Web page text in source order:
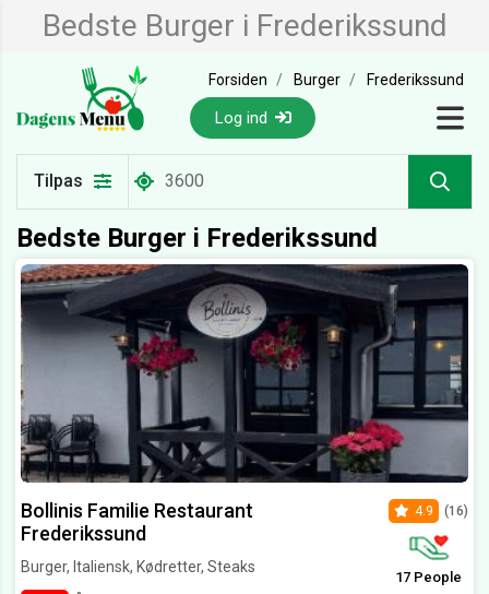
Bedste Burger i Frederikssund
Forsiden Burger Frederikssund
Log ind
Tilpas
Bedste Burger i Frederikssund
Bollinis Familie Restaurant
Frederikssund
Burger, Italiensk, Kødretter, Steaks
4.9 (16)
17 People